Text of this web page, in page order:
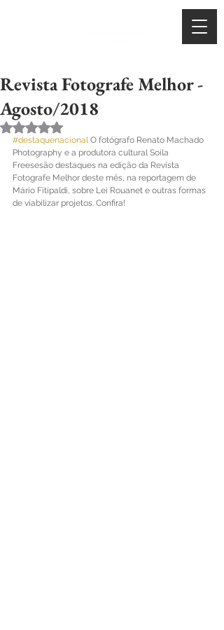
Revista Fotografe Melhor -
Agosto/2018
Avaliado com NaN de 5 estrelas.
#destaquenacional O fotógrafo Renato Machado
Photography e a produtora cultural Soila
Freesesão destaques na edição da Revista
Fotografe Melhor deste mês, na reportagem de
Mário Fitipaldi, sobre Lei Rouanet e outras formas
de viabilizar projetos. Confira!